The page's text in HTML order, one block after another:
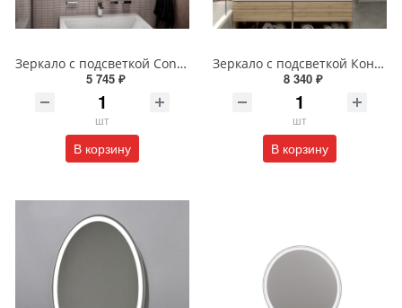
Зеркало с подсветкой Continent Пронто Люкс 60 х 80 см ЗЛП154
5 745 ₽
шт
В корзину
Зеркало с подсветкой Континент Burzhe Led 100х70 с бесконтактным сенсором ЗЛП398
8 340 ₽
шт
В корзину